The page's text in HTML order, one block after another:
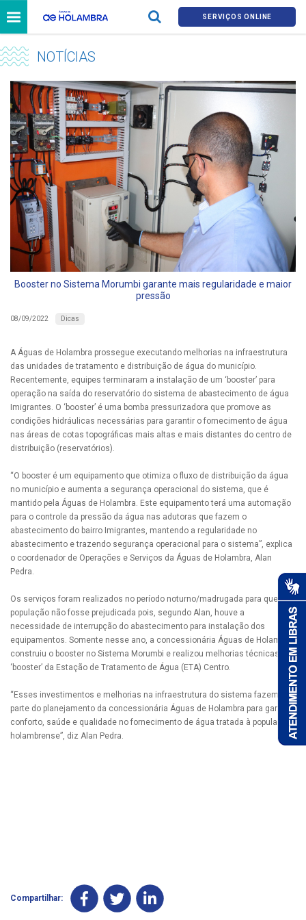
SERVIÇOS ONLINE
NOTÍCIAS
Booster no Sistema Morumbi garante mais regularidade e maior
pressão
08/09/2022 Dicas
A Águas de Holambra prossegue executando melhorias na infraestrutura
das unidades de tratamento e distribuição de água do município.
Recentemente, equipes terminaram a instalação de um ‘booster’ para
operação na saída do reservatório do sistema de abastecimento de água
Imigrantes. O ‘booster’ é uma bomba pressurizadora que promove as
condições hidráulicas necessárias para garantir o fornecimento de água
nas áreas de cotas topográficas mais altas e mais distantes do centro de
distribuição (reservatórios).
“O booster é um equipamento que otimiza o fluxo de distribuição da água
no município e aumenta a segurança operacional do sistema, que é
mantido pela Águas de Holambra. Este equipamento terá uma automação
para o controle da pressão da água nas adutoras que fazem o
abastecimento do bairro Imigrantes, mantendo a regularidade no
abastecimento e trazendo segurança operacional para o sistema”, explica
o coordenador de Operações e Serviços da Águas de Holambra, Alan
Pedra.
Os serviços foram realizados no período noturno/madrugada para que a
população não fosse prejudicada pois, segundo Alan, houve a
necessidade de interrupção do abastecimento para instalação dos
equipamentos. Somente nesse ano, a concessionária Águas de Holambra
construiu o booster no Sistema Morumbi e realizou melhorias técnicas no
‘booster’ da Estação de Tratamento de Água (ETA) Centro.
“Esses investimentos e melhorias na infraestrutura do sistema fazem
parte do planejamento da concessionária Águas de Holambra para garantir
conforto, saúde e qualidade no fornecimento de água tratada à população
holambrense”, diz Alan Pedra.
Compartilhar: